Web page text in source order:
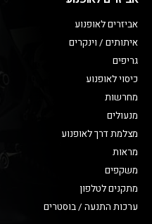
אביזרים לאופנוע
איתותים / וינקרים
גריפים
כיסוי לאופנוע
מחרשות
מנעולים
מצלמת דרך לאופנוע
מראות
משקפים
מתקנים לטלפון
ערכות התנעה / בוסטרים